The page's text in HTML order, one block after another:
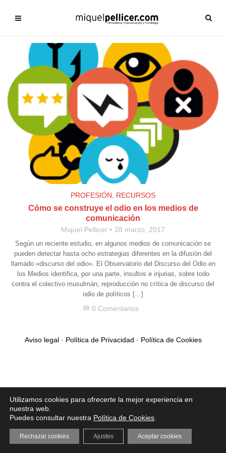
PROFESIÓN RECURSOS
Cómo se construye el odio en los medios de
comunicación
Miquel Pellicer 28 marzo, 2017
Según un reciente estudio, en algunos medios de comunicación se
pueden detectar hasta ocho estrategias diferentes en la difusión del
llamado «discurso del odio». El Observatorio del Discurso del Odio en
los Medios identifica, por una parte, insultos e injurias, sobre todo
contra el colectivo musulmán; reproducción no crítica de discurso del
odio de políticos […]
0 Comentarios
Aviso legal· Política de Privacidad · Política de Cookies
Utilizamos cookies para ofrecerte la mejor experiencia en
nuestra web.
Puedes consultar nuestra Política de Cookies
Aceptar cookies
Rechazar cookies Ajustes